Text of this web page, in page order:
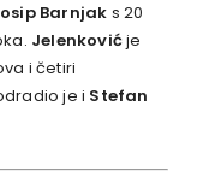
Barnjak s 20
Jelenkovićje
i četiri
je i Stefan